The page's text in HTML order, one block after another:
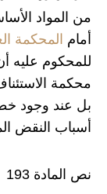
من المواد
أمام المحكمة
للمحكوم عليه
محكمة
بل عند وجود
أسباب النقض
نص المادة 193